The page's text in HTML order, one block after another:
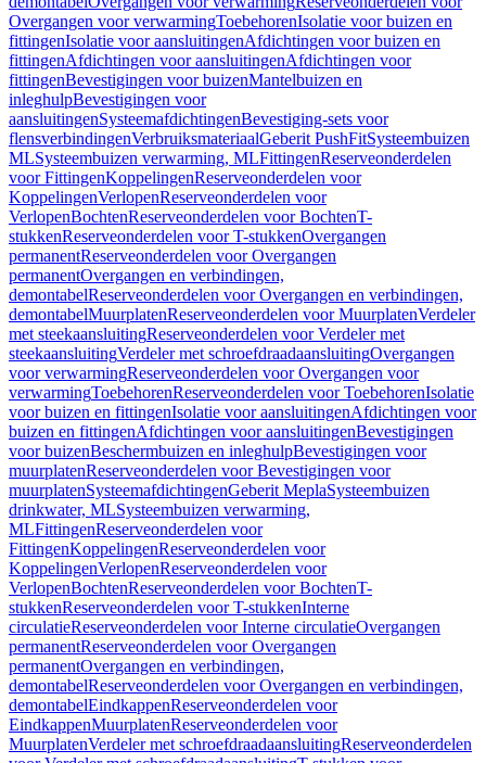
Overgangen voor verwarmingToebehorenIsolatie voor buizen en
fittingenIsolatie voor aansluitingenAfdichtingen voor buizen en
fittingenAfdichtingen voor aansluitingenAfdichtingen voor
fittingenBevestigingen voor buizenMantelbuizen en
inleghulpBevestigingen voor
aansluitingenSysteemafdichtingenBevestiging-sets voor
flensverbindingenVerbruiksmateriaalGeberit PushFitSysteembuizen
MLSysteembuizen verwarming, MLFittingenReserveonderdelen
voor FittingenKoppelingenReserveonderdelen voor
KoppelingenVerlopenReserveonderdelen voor
VerlopenBochtenReserveonderdelen voor BochtenT-
stukkenReserveonderdelen voor T-stukkenOvergangen
permanentReserveonderdelen voor Overgangen
permanentOvergangen en verbindingen,
demontabelReserveonderdelen voor Overgangen en verbindingen,
demontabelMuurplatenReserveonderdelen voor MuurplatenVerdeler
met steekaansluitingReserveonderdelen voor Verdeler met
steekaansluitingVerdeler met schroefdraadaansluitingOvergangen
voor verwarmingReserveonderdelen voor Overgangen voor
verwarmingToebehorenReserveonderdelen voor ToebehorenIsolatie
voor buizen en fittingenIsolatie voor aansluitingenAfdichtingen voor
buizen en fittingenAfdichtingen voor aansluitingenBevestigingen
voor buizenBeschermbuizen en inleghulpBevestigingen voor
muurplatenReserveonderdelen voor Bevestigingen voor
muurplatenSysteemafdichtingenGeberit MeplaSysteembuizen
drinkwater, MLSysteembuizen verwarming,
MLFittingenReserveonderdelen voor
FittingenKoppelingenReserveonderdelen voor
KoppelingenVerlopenReserveonderdelen voor
VerlopenBochtenReserveonderdelen voor BochtenT-
stukkenReserveonderdelen voor T-stukkenInterne
circulatieReserveonderdelen voor Interne circulatieOvergangen
permanentReserveonderdelen voor Overgangen
permanentOvergangen en verbindingen,
demontabelReserveonderdelen voor Overgangen en verbindingen,
demontabelEindkappenReserveonderdelen voor
EindkappenMuurplatenReserveonderdelen voor
MuurplatenVerdeler met schroefdraadaansluitingReserveonderdelen